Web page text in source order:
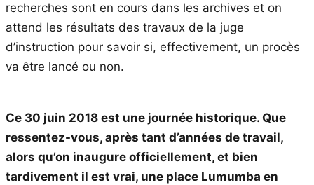
recherches sont en cours dans les archives et on
attend les résultats des travaux de la juge
d’instruction pour savoir si, effectivement, un procès
va être lancé ou non.
Ce 30 juin 2018 est une journée historique. Que
ressentez-vous, après tant d’années de travail,
alors qu’on inaugure officiellement, et bien
tardivement il est vrai, une place Lumumba en